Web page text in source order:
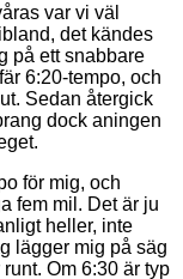
var vi väl
det kändes
på ett snabbare
6:20-tempo, och
Sedan återgick
dock aningen
för mig, och
fem mil. Det är ju
heller, inte
lägger mig på säg
Om 6:30 är typ